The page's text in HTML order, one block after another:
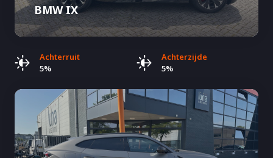
BMW IX
Achterruit
5%
Achterzijde
5%